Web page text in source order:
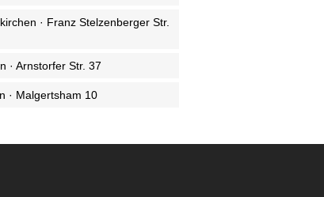
· Franz Stelzenberger Str.
· Arnstorfer Str. 37
· Malgertsham 10